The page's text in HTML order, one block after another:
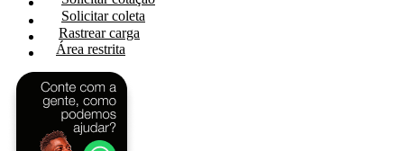
Solicitar coleta
Rastrear carga
Área restrita